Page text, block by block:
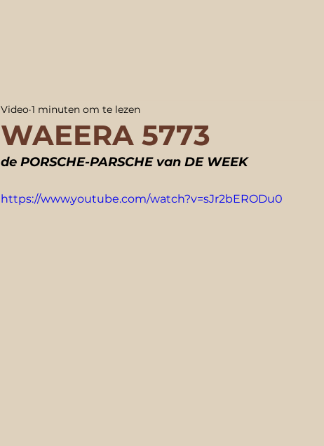
WAEERA 5773
Video 1 minuten om te lezen
de PORSCHE-PARSCHE van DE WEEK
https://www.youtube.com/watch?v=sJr2bERODu0